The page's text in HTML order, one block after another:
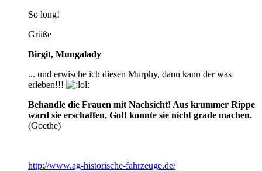
So long!
Grüße
Birgit, Mungalady
... und erwische ich diesen Murphy, dann kann der was
erleben!!!
Behandle die Frauen mit Nachsicht! Aus krummer Rippe
ward sie erschaffen, Gott konnte sie nicht grade machen.
(Goethe)
http://www.ag-historische-fahrzeuge.de/